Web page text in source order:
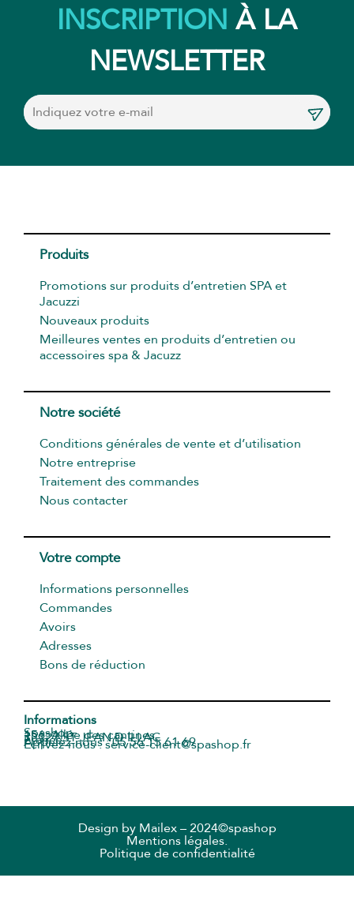
INSCRIPTION À LA
NEWSLETTER
Produits
Promotions sur produits d’entretien SPA et
Jacuzzi
Nouveaux produits
Meilleures ventes en produits d’entretien ou
accessoires spa & Jacuzz
Notre société
Conditions générales de vente et d’utilisation
Notre entreprise
Traitement des commandes
Nous contacter
Votre compte
Informations personnelles
Commandes
Avoirs
Adresses
Bons de réduction
Informations
Spashop
156, Allée des cantines
33127 ST JEAN D ILLAC
France
Appelez-nous : 05 56 15 61 69
Écrivez-nous : service-client@spashop.fr
Design by Mailex– 2024©spashop
Mentions légales.
Politique de confidentialité